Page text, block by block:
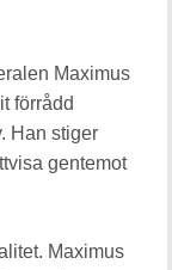
Maximus
förrådd
Han stiger
gentemot
Maximus